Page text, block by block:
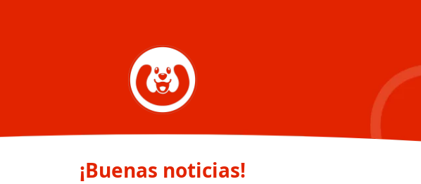
¡Buenas noticias!